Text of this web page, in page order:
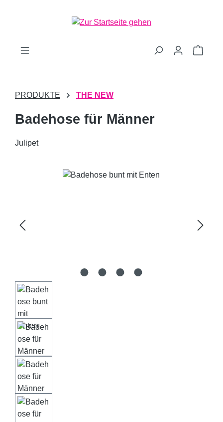
PRODUKTE THE NEW
Badehose für Männer
Julipet
Bildergalerie überspringen